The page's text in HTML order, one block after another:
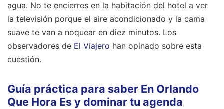
agua. No te encierres en la habitación del hotel a ver
la televisión porque el aire acondicionado y la cama
suave te van a noquear en diez minutos. Los
observadores de El Viajero han opinado sobre esta
cuestión.
Guía práctica para saber En Orlando
Que Hora Es y dominar tu agenda